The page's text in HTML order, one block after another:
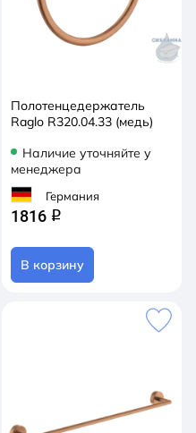
Полотенцедержатель
Raglo R320.04.33 (медь)
Наличие уточняйте у
менеджера
Германия
1816 q
В корзину